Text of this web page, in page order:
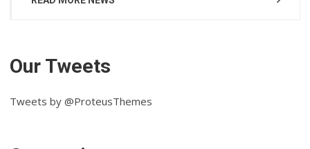
Our Tweets
Tweets by @ProteusThemes